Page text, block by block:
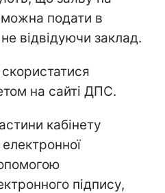
подати в
відвідуючи заклад.
на сайті ДПС.
кабінету
підпису,